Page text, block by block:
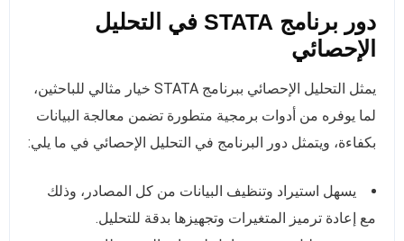
دور برنامج STATA في التحليل
الإحصائي
يمثل التحليل الإحصائي ببرنامج STATA خيار مثالي للباحثين،
لما يوفره من أدوات برمجية متطورة تضمن معالجة البيانات
بكفاءة، ويتمثل دور البرنامج في التحليل الإحصائي في ما يلي:
يسهل استيراد وتنظيف البيانات من كل المصادر، وذلك
مع إعادة ترميز المتغيرات وتجهيزها بدقة للتحليل.